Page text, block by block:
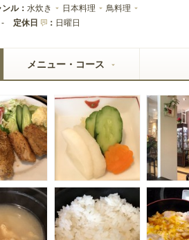
ル： 水炊き 日本料理 鳥料理
- 定休日 ： 日曜日
メニュー・コース